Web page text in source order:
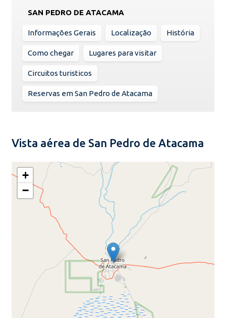
SAN PEDRO DE ATACAMA
Informações Gerais Localização História
Como chegar Lugares para visitar
Circuitos turisticos
Reservas em San Pedro de Atacama
Vista aérea de San Pedro de Atacama
+
−